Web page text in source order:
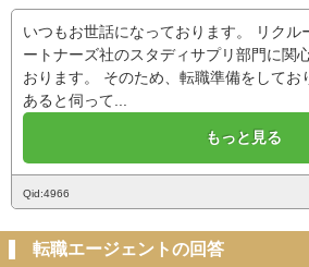
いつもお世話になっております。 リクル
ートナーズ社のスタディサプリ部門に関
おります。 そのため、転職準備をしてお
あると伺って...
もっと見る
Qid:4966
転職エージェントの回答